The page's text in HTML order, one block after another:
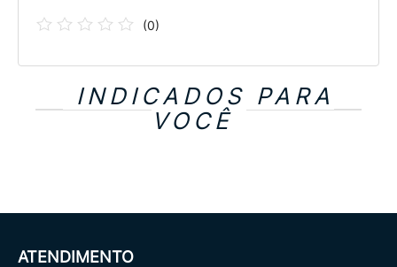
(0)
INDICADOS PARA
VOCÊ
ATENDIMENTO